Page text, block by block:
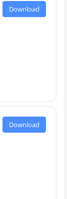
Download
Download